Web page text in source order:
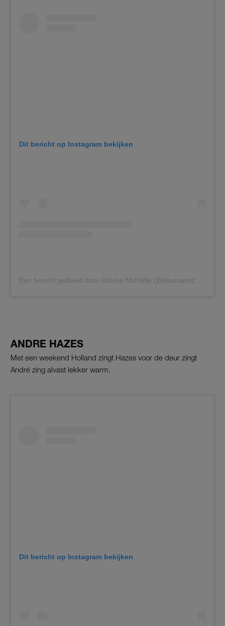
Dit bericht op Instagram bekijken
Een bericht gedeeld door Davina Michelle (@davinamichelleofficial)
ANDRE HAZES
Met een weekend Holland zingt Hazes voor de deur zingt
André zing alvast lekker warm.
Dit bericht op Instagram bekijken